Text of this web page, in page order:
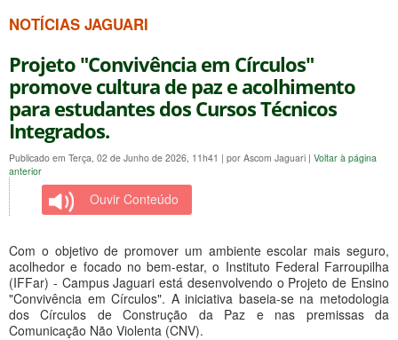
NOTÍCIAS JAGUARI
Projeto "Convivência em Círculos"
promove cultura de paz e acolhimento
para estudantes dos Cursos Técnicos
Integrados.
Publicado em Terça, 02 de Junho de 2026, 11h41 | por Ascom Jaguari | Voltar à página
anterior
Ouvir Conteúdo
Com o objetivo de promover um ambiente escolar mais seguro,
acolhedor e focado no bem-estar, o Instituto Federal Farroupilha
(IFFar) - Campus Jaguari está desenvolvendo o Projeto de Ensino
"Convivência em Círculos". A iniciativa baseia-se na metodologia
dos Círculos de Construção da Paz e nas premissas da
Comunicação Não Violenta (CNV).